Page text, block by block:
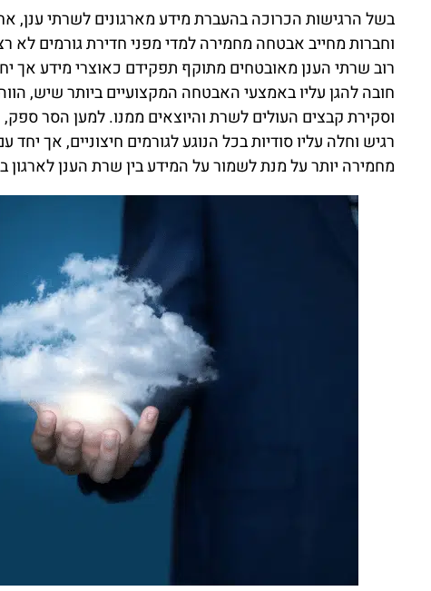
בשל הרגישות הכרוכה בהעברת מידע מארגונים לשרתי ענן,
וחברות מחייב אבטחה מחמירה למדי מפני חדירת גורמים לא
רוב שרתי הענן מאובטחים מתוקף תפקידם כאוצרי מידע אך
חובה להגן עליו באמצעי האבטחה המקצועיים ביותר שיש,
וסקירת קבצים העולים לשרת והיוצאים ממנו. למען הסר ספק,
רגיש וחלה עליו סודיות בכל הנוגע לגורמים חיצוניים, אך
מחמירה יותר על מנת לשמור על המידע בין שרת הענן לארגון